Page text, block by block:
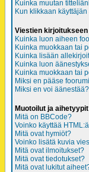
Kuinka muutan
Kun klikkaan
Viestien
Kuinka luon aiheen
Kuinka muokkaan tai
Kuinka lisään
Kuinka luon
Kuinka muokkaan tai
Miksi en pääse
Miksi en voi äänestää?
Muotoilut ja aihetyypit
Mitä on BBCode?
Voinko käyttää
Mitä ovat hymiöt?
Voinko lisätä kuvia
Mitä ovat ilmoitukset?
Mitä ovat tiedotukset?
Mitä ovat lukitut